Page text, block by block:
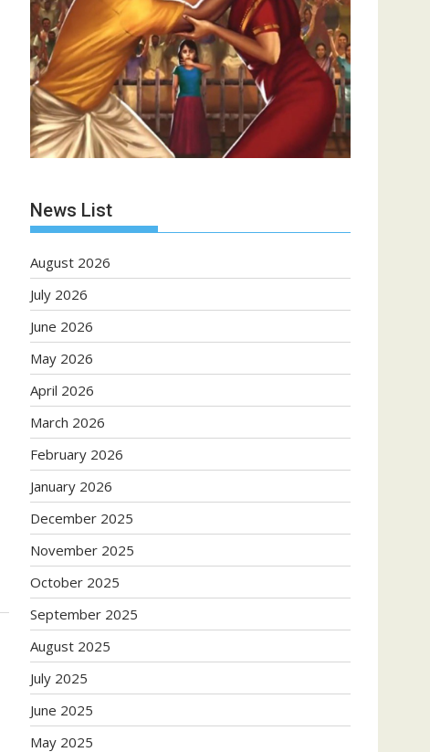
News List
August 2026
July 2026
June 2026
May 2026
April 2026
March 2026
February 2026
January 2026
December 2025
November 2025
October 2025
September 2025
August 2025
July 2025
June 2025
May 2025